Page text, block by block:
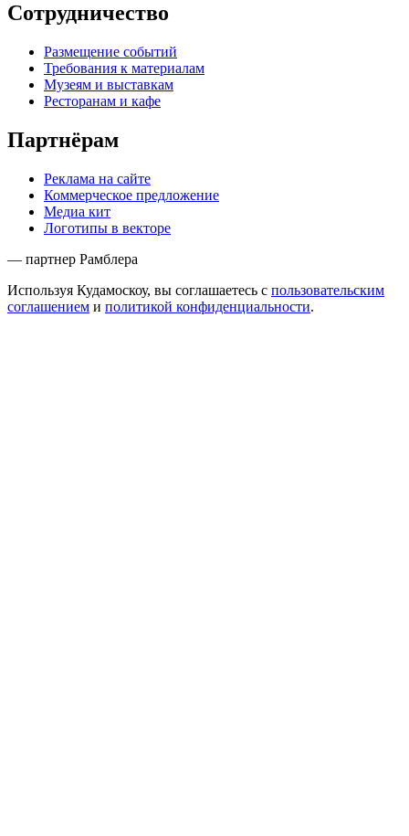
Сотрудничество
Размещение событий
Требования к материалам
Музеям и выставкам
Ресторанам и кафе
Партнёрам
Реклама на сайте
Коммерческое предложение
Медиа кит
Логотипы в векторе
— партнер Рамблера
Используя Кудамоскоу, вы соглашаетесь с пользовательским
соглашением и политикой конфиденциальности.